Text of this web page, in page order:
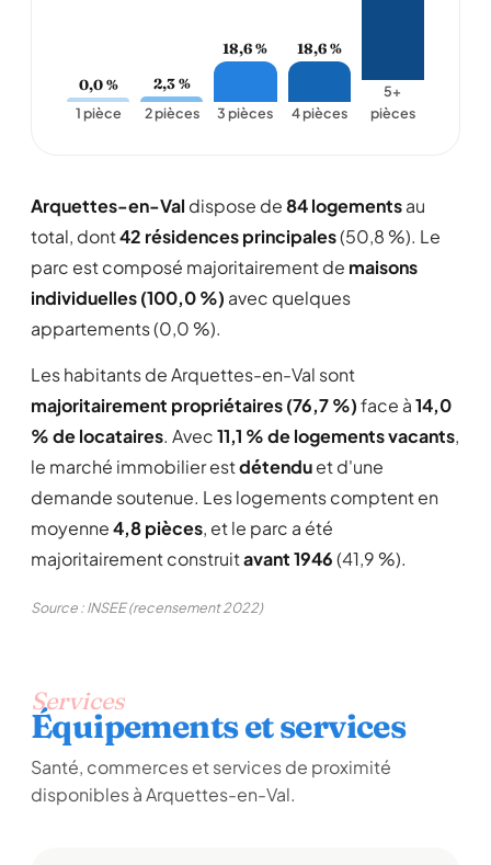
0,0 %
1 pièce
2,3 %
2 pièces
18,6 %
3 pièces
18,6 %
4 pièces
5+
pièces
Arquettes-en-Val dispose de84 logementsau
total, dont42 résidences principales(50,8 %). Le
parc est composé majoritairement de maisons
individuelles (100,0 %) avec quelques
appartements (0,0 %).
Les habitants de Arquettes-en-Val sont
majoritairement propriétaires (76,7 %)face à14,0
% de locataires. Avec11,1 % de logements vacants,
le marché immobilier estdétenduet d'une
demande soutenue. Les logements comptent en
moyenne4,8 pièces, et le parc a été
majoritairement construitavant 1946(41,9 %).
Source : INSEE (recensement 2022)
Services
Équipements et services
Santé, commerces et services de proximité
disponibles à Arquettes-en-Val.